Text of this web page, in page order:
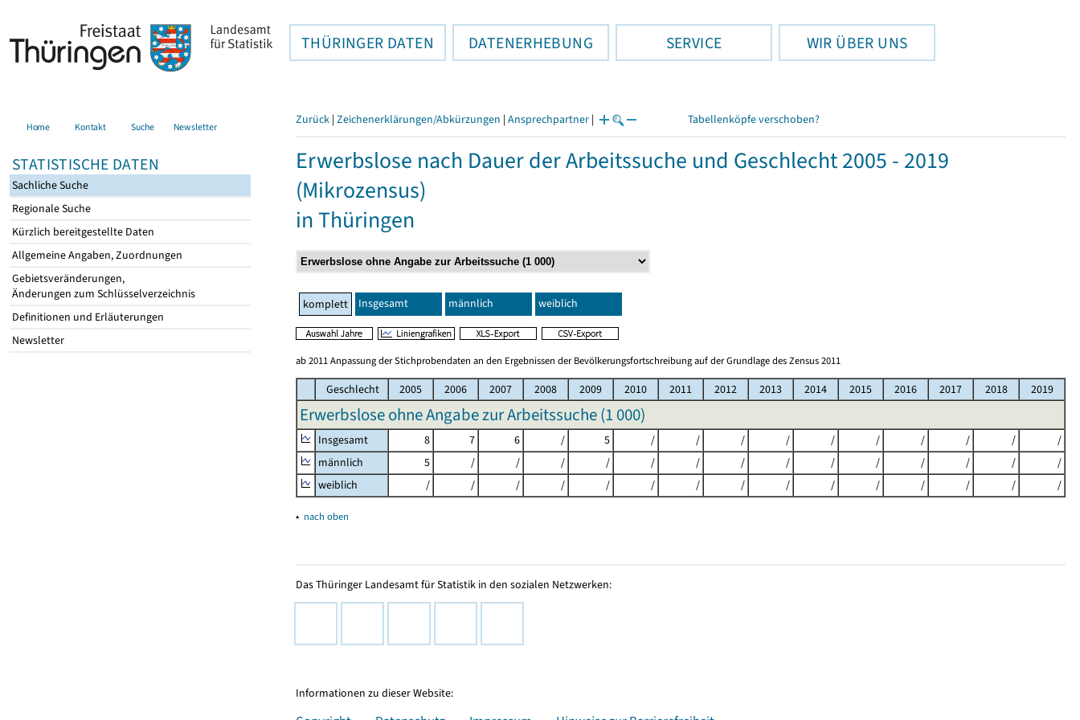
THÜRINGER DATEN DATENERHEBUNG SERVICE WIR ÜBER UNS
Home Kontakt Suche Newsletter
STATISTISCHE DATEN
Sachliche Suche
Regionale Suche
Kürzlich bereitgestellte Daten
Allgemeine Angaben, Zuordnungen
Gebietsveränderungen,
Änderungen zum Schlüsselverzeichnis
Definitionen und Erläuterungen
Newsletter
Zurück | Zeichenerklärungen/Abkürzungen | Ansprechpartner | Tabellenköpfe verschoben?
Erwerbslose nach Dauer der Arbeitssuche und Geschlecht 2005 - 2019
(Mikrozensus)
in Thüringen
komplett Insgesamt männlich weiblich
ab 2011 Anpassung der Stichprobendaten an den Ergebnissen der Bevölkerungsfortschreibung auf der Grundlage des Zensus 2011
Geschlecht 2005 2006 2007 2008 2009 2010 2011 2012 2013 2014 2015 2016 2017 2018 2019
Erwerbslose ohne Angabe zur Arbeitssuche (1 000)
Insgesamt 8 7 6 / 5 / / / / / / / / /
/
männlich
5 / / / / / / / / / / / / /
/
weiblich
/ / / / / / / / / / / / / / /
▴ nach oben
Das Thüringer Landesamt für Statistik in den sozialen Netzwerken:
Informationen zu dieser Website: